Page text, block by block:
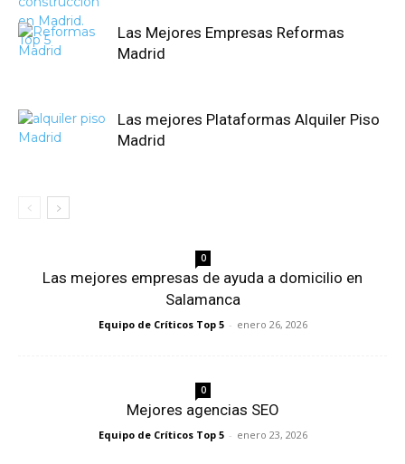
Las Mejores Empresas Reformas
Madrid
Las mejores Plataformas Alquiler Piso
Madrid
0
Las mejores empresas de ayuda a domicilio en
Salamanca
Equipo de Críticos Top 5 - enero 26, 2026
0
Mejores agencias SEO
Equipo de Críticos Top 5 - enero 23, 2026